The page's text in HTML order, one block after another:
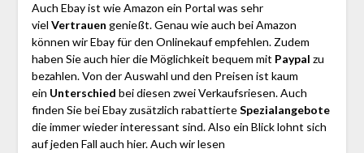
Auch Ebay ist wie Amazon ein Portal was sehr
viel Vertrauen genießt. Genau wie auch bei Amazon
können wir Ebay für den Onlinekauf empfehlen. Zudem
haben Sie auch hier die Möglichkeit bequem mit Paypal zu
bezahlen. Von der Auswahl und den Preisen ist kaum
ein Unterschied bei diesen zwei Verkaufsriesen. Auch
finden Sie bei Ebay zusätzlich rabattierteSpezialangebote
die immer wieder interessant sind. Also ein Blick lohnt sich
auf jeden Fall auch hier. Auch wir lesen